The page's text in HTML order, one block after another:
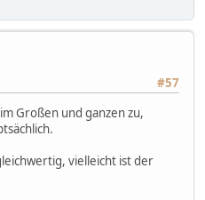
#57
Großen und ganzen zu,
vielleicht ist der